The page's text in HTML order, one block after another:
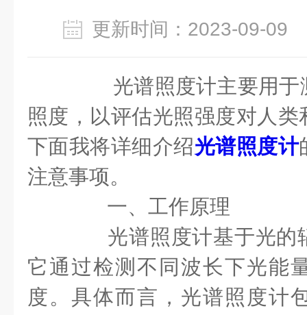
更新时间：2023-09-
光谱照度计主要用于
照度，以评估光照强度对人
下面我将详细介绍光谱照度计
注意事项。
一、工作原理
光谱照度计基于光的
它通过检测不同波长下光能
度。具体而言，光谱照度计